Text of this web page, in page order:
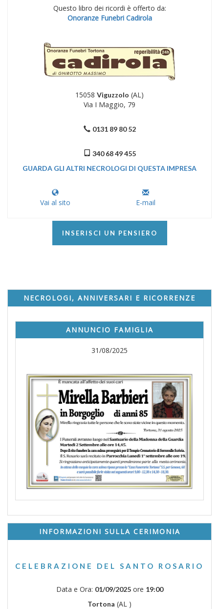
Questo libro dei ricordi è offerto da:
Onoranze Funebri Cadirola
15058 Viguzzolo (AL)
Via I Maggio, 79
0131 89 80 52
340 68 49 455
GUARDA GLI ALTRI NECROLOGI DI QUESTA IMPRESA
Vai al sito E-mail
INSERISCI UN PENSIERO
NECROLOGI, ANNIVERSARI E RICORRENZE
ANNUNCIO FAMIGLIA
31/08/2025
INFORMAZIONI SULLA CERIMONIA
CELEBRAZIONE DEL SANTO ROSARIO
Data e Ora: 01/09/2025ore 19:00
Tortona (AL )